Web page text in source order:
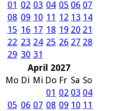
01 02 03 04 05 06 07
08 09 10 11 12 13 14
15 16 17 18 19 20 21
22 23 24 25 26 27 28
29 30 31
April 2027
Mo Di Mi Do Fr Sa So
01 02 03 04
05 06 07 08 09 10 11